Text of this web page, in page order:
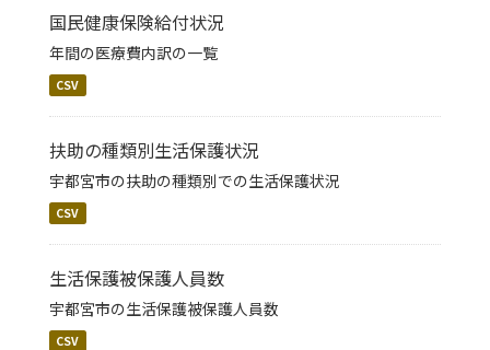
国民健康保険給付状況
年間の医療費内訳の一覧
CSV
扶助の種類別生活保護状況
宇都宮市の扶助の種類別での生活保護状況
CSV
生活保護被保護人員数
宇都宮市の生活保護被保護人員数
CSV